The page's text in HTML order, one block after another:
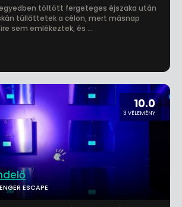
töltött fergeteges éjszaka után
túllőttetek a célon, mert másnap
sem emlékeztek, és ...
10.0
3 VÉLEMÉNY
ESCAPE